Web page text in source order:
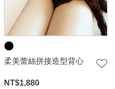
柔美蕾絲拼接造型背心
NT$1,880